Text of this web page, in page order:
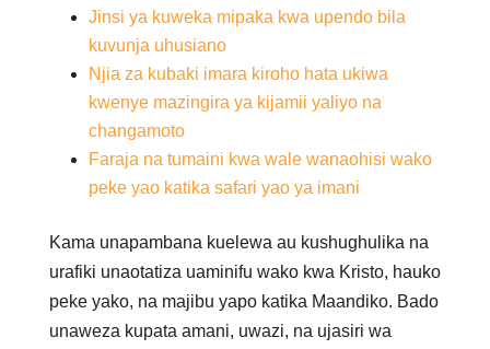
Jinsi ya kuweka mipaka kwa upendo bila
kuvunja uhusiano
Njia za kubaki imara kiroho hata ukiwa
kwenye mazingira ya kijamii yaliyo na
changamoto
Faraja na tumaini kwa wale wanaohisi wako
peke yao katika safari yao ya imani
Kama unapambana kuelewa au kushughulika na
urafiki unaotatiza uaminifu wako kwa Kristo, hauko
peke yako, na majibu yapo katika Maandiko. Bado
unaweza kupata amani, uwazi, na ujasiri wa